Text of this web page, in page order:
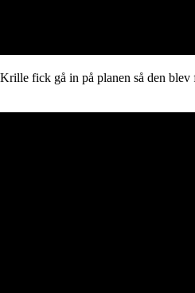
fick gå in på planen så den